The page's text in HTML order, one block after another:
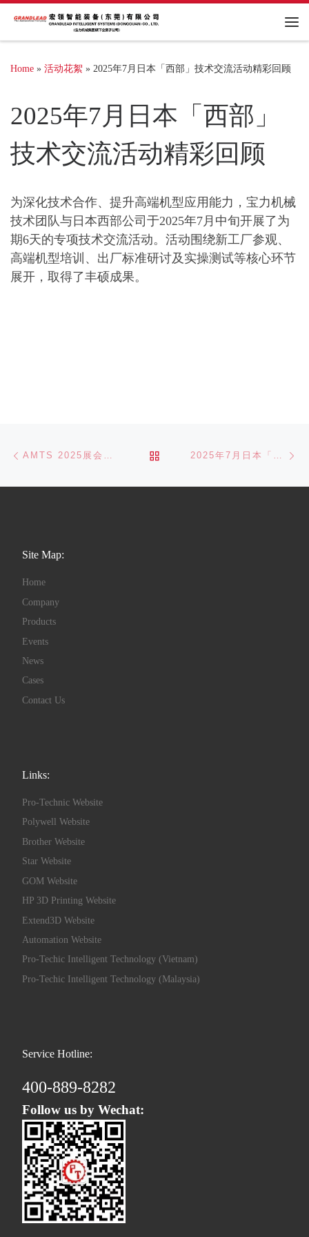
Home » 活动花絮 » 2025年7月日本「西部」技术交流活动精彩回顾
2025年7月日本「西部」
技术交流活动精彩回顾
为深化技术合作、提升高端机型应用能力，宝力机械
技术团队与日本西部公司于2025年7月中旬开展了为
期6天的专项技术交流活动。活动围绕新工厂参观、
高端机型培训、出厂标准研讨及实操测试等核心环节
展开，取得了丰硕成果。
Post navigation
AMTS 2025展会圆满落幕 BACK TO POST LIST2025年7月日本「西部」技術交流活動精彩回顧
Site Map:
Home
Company
Products
Events
News
Cases
Contact Us
Links:
Pro-Technic Website
Polywell Website
Brother Website
Star Website
GOM Website
HP 3D Printing Website
Extend3D Website
Automation Website
Pro-Techic Intelligent Technology (Vietnam)
Pro-Techic Intelligent Technology (Malaysia)
Service Hotline:
400-889-8282
Follow us by Wechat: